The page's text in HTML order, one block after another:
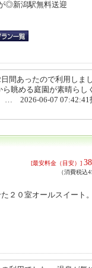
◎新潟駅無料送迎
間あったので利用しまし
眺める庭園が素晴らし
… 2026-06-07 07:42:41
[最安料金（目安）]
（消費税込
２０室オールスイート。